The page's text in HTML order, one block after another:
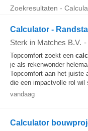
Zoekresultaten -
Calculator -
Sterk in Matches B.V. -
Topcomfort zoekt een
je als rekenwonder
Topcomfort aan het juiste
die een impactvolle rol wil
vandaag
Calculator